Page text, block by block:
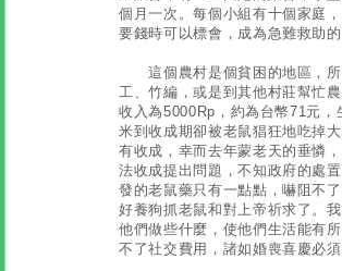
個月一次。每個小組有十個家庭
要錢時可以標會，成為急難救助
這個農村是個貧困的地區，所
工、竹編，或是到其他村莊幫忙
收入為5000Rp，約為台幣71元
米到收成期卻被老鼠猖狂地吃掉
有收成，幸而去年蒙老天的垂憐
法收成提出問題，不知政府的處
發的老鼠藥只有一點點，嚇阻不
好養狗抓老鼠和對上帝祈求了。
他們做些什麼，使他們生活能有
不了社交費用，諸如婚喪喜慶必